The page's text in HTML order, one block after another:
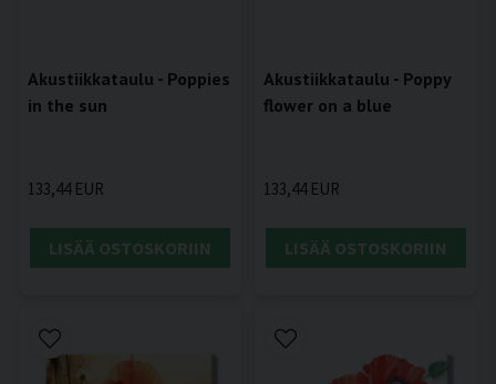
Akustiikkataulu - Poppies
in the sun
133,44 EUR
LISÄÄ OSTOSKORIIN
Akustiikkataulu - Poppy
flower on a blue
133,44 EUR
LISÄÄ OSTOSKORIIN